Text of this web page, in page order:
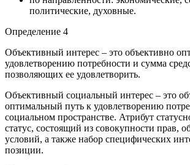
политические, духовные.
Определение 4
Объективный интерес – это объективно
удовлетворению потребности и сумма
позволяющих ее удовлетворить.
Объективный социальный интерес – это
оптимальный путь к удовлетворению
социальном пространстве. Атрибут
статус, состоящий из совокупности прав,
условий, а также набор специфических
позиции.